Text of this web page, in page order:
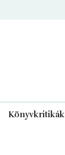
Könyvkritikák